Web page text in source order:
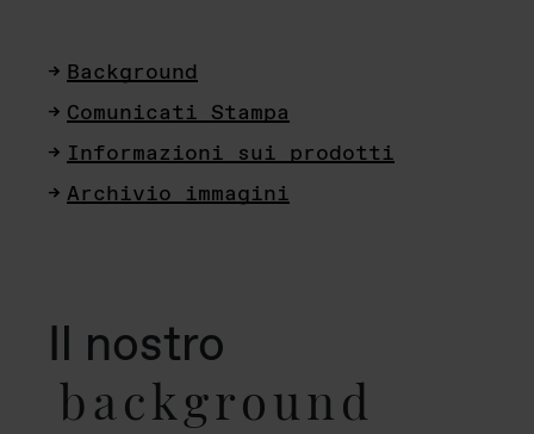
Background
Comunicati Stampa
Informazioni sui prodotti
Archivio immagini
Il nostro
background